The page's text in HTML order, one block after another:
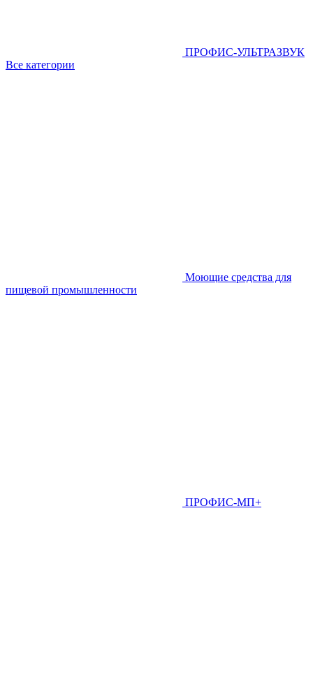
ПРОФИС-УЛЬТРАЗВУК
Все категории
Моющие средства для
пищевой промышленности
ПРОФИС-МП+